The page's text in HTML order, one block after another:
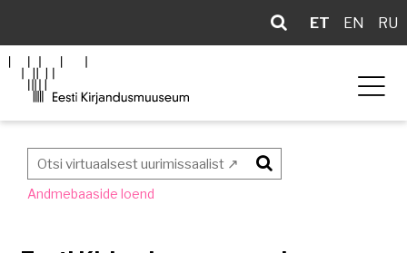
ET EN RU
Otsi
Andmebaaside loend